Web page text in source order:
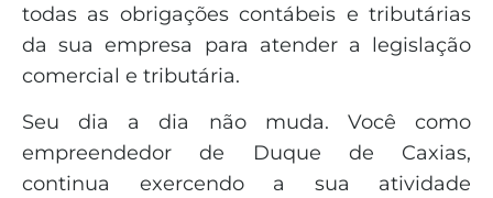
todas as obrigações contábeis e tributárias
da sua empresa para atender a legislação
comercial e tributária.
Seu dia a dia não muda. Você como
empreendedor de Duque de Caxias,
continua exercendo a sua atividade